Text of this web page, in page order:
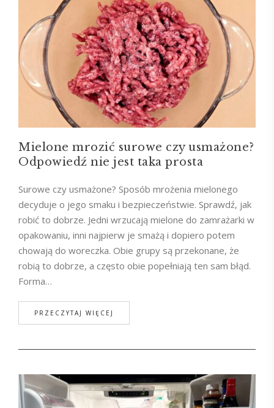
Mielone mrozić surowe czy usmażone?
Odpowiedź nie jest taka prosta
Surowe czy usmażone? Sposób mrożenia mielonego
decyduje o jego smaku i bezpieczeństwie. Sprawdź, jak
robić to dobrze. Jedni wrzucają mielone do zamrażarki w
opakowaniu, inni najpierw je smażą i dopiero potem
chowają do woreczka. Obie grupy są przekonane, że
robią to dobrze, a często obie popełniają ten sam błąd.
Forma…
PRZECZYTAJ WIĘCEJ